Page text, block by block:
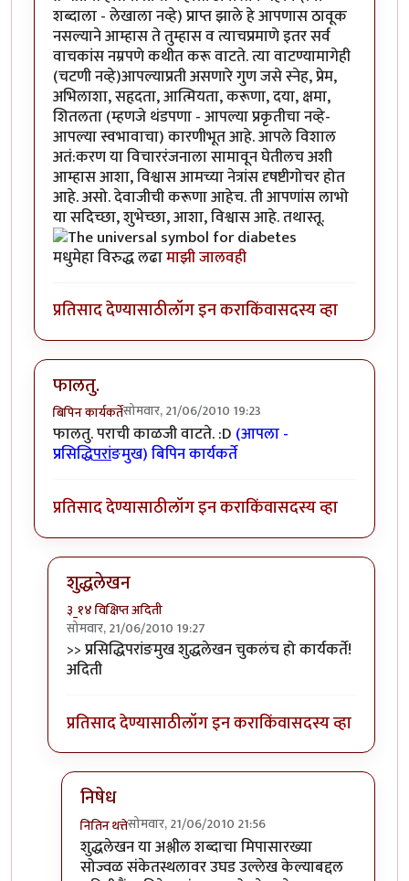
शब्दाला - लेखाला नव्हे) प्राप्त झाले हे आपणास ठावूक
नसल्याने आम्हास ते तुम्हास व त्याचप्रमाणे इतर सर्व
वाचकांस नम्रपणे कथीत करू वाटते. त्या वाटण्यामागेही
(चटणी नव्हे)आपल्याप्रती असणारे गुण जसे स्नेह, प्रेम,
अभिलाशा, सहृदता, आत्मियता, करूणा, दया, क्षमा,
शितलता (म्हणजे थंडपणा - आपल्या प्रकृतीचा नव्हे-
आपल्या स्वभावाचा) कारणीभूत आहे. आपले विशाल
अतं:करण या विचाररंजनाला सामावून घेतीलच अशी
आम्हास आशा, विश्वास आमच्या नेत्रांस दृषष्टीगोचर होत
आहे. असो. देवाजीची करूणा आहेच. ती आपणांस लाभो
या सदिच्छा, शुभेच्छा, आशा, विश्वास आहे. तथास्तू.
मधुमेहा विरुद्ध लढामाझी जालवही
प्रतिसाद देण्यासाठीलॉग इन कराकिंवासदस्य व्हा
फालतु.
बिपिन कार्यकर्तेसोमवार, 21/06/2010 19:23
फालतु. पराची काळजी वाटते. :D (आपला -
प्रसिद्धिपरांङमुख) बिपिन कार्यकर्ते
प्रतिसाद देण्यासाठीलॉग इन कराकिंवासदस्य व्हा
शुद्धलेखन
३_१४ विक्षिप्त अदिती
सोमवार, 21/06/2010 19:27
In reply toफालतु.byबिपिन कार्यकर्ते
>> प्रसिद्धिपरांङमुख शुद्धलेखन चुकलंच हो कार्यकर्ते!
अदिती
प्रतिसाद देण्यासाठीलॉग इन कराकिंवासदस्य व्हा
निषेध
नितिन थत्तेसोमवार, 21/06/2010 21:56
In reply toशुद्धलेखनby३_१४ विक्षिप्त अदिती
शुद्धलेखन या अश्लील शब्दाचा मिपासारख्या
सोज्वळ संकेतस्थलावर उघड उल्लेख केल्याबद्दल